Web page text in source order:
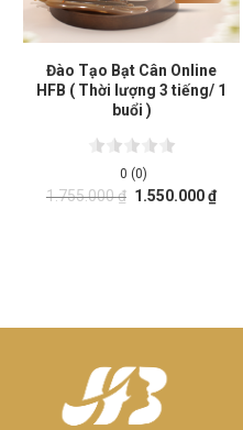
Đào Tạo Bạt Cân Online
HFB ( Thời lượng 3 tiếng/ 1
buổi )
0 (0)
1.755.000₫ 1.550.000₫